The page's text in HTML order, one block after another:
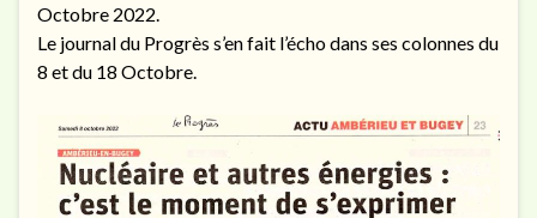
Octobre 2022.
Le journal du Progrès s’en fait l’écho dans ses colonnes du
8 et du 18 Octobre.